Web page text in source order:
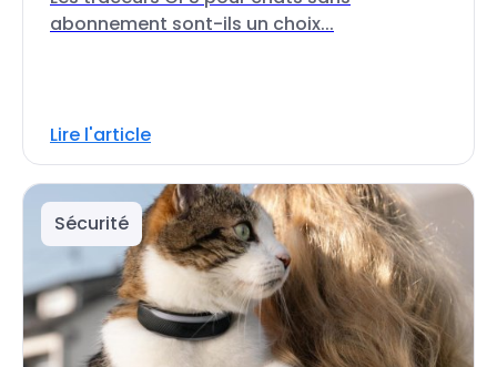
abonnement sont-ils un choix...
Lire l'article
Sécurité